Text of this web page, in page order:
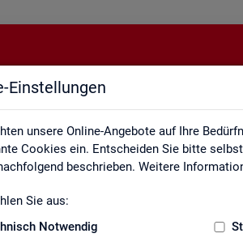
Einstellungen
unsere Online-Angebote auf Ihre
Cookies ein. Entscheiden Sie bitte
beschrieben. Weitere
Sie aus:
Notwendig
Statistical